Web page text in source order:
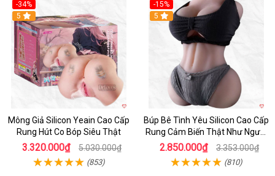
-34%
Hot
5
Mông Giả Silicon Yeain Cao Cấp
Rung Hút Co Bóp Siêu Thật
3.320.000₫ 5.030.000₫
(853)
-15%
5
Búp Bê Tình Yêu Silicon Cao Cấp
Rung Cảm Biến Thật Như Người
Mua
2.850.000₫ 3.353.000₫
(810)